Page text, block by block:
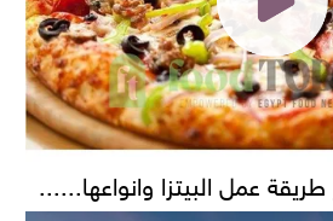
عمل البيتزا وانواعها......